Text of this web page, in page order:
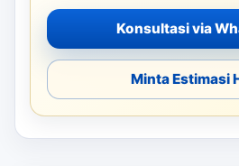
Konsultasi via
Minta Estimasi